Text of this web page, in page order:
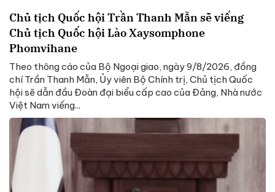
Chủ tịch Quốc hội Trần Thanh Mẫn sẽ viếng
Chủ tịch Quốc hội Lào Xaysomphone
Phomvihane
Theo thông cáo của Bộ Ngoại giao, ngày 9/8/2026, đồng
chí Trần Thanh Mẫn, Ủy viên Bộ Chính trị, Chủ tịch Quốc
hội sẽ dẫn đầu Đoàn đại biểu cấp cao của Đảng, Nhà nước
Việt Nam viếng...